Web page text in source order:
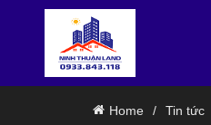
Home Tin tức